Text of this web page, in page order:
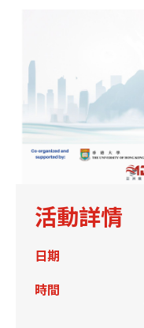
活動詳情
日期
時間